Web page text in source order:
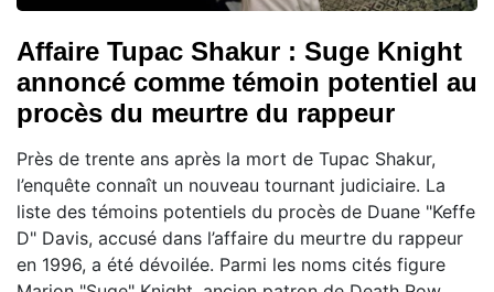
Affaire Tupac Shakur : Suge Knight
annoncé comme témoin potentiel au
procès du meurtre du rappeur
Près de trente ans après la mort de Tupac Shakur,
l’enquête connaît un nouveau tournant judiciaire. La
liste des témoins potentiels du procès de Duane "Keffe
D" Davis, accusé dans l’affaire du meurtre du rappeur
en 1996, a été dévoilée. Parmi les noms cités figure